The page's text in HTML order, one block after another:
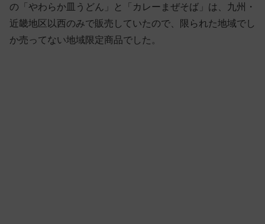
の「やわらか皿うどん」と「カレーまぜそば」は、九州・
近畿地区以西のみで販売していたので、限られた地域でし
か売ってない地域限定商品でした。